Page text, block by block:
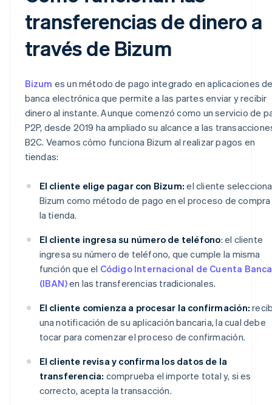
transferencias de dinero a
través de Bizum
Bizum es un método de pago integrado en aplicaciones
banca electrónica que permite a las partes enviar y recibir
dinero al instante. Aunque comenzó como un servicio de
P2P, desde 2019 ha ampliado su alcance a las
B2C. Veamos cómo funciona Bizum al realizar pagos en
tiendas:
El cliente elige pagar con Bizum: el cliente selecciona
Bizum como método de pago en el proceso de
la tienda.
El cliente ingresa su número de teléfono: el cliente
ingresa su número de teléfono, que cumple la misma
función que el Código Internacional de Cuenta
(IBAN)en las transferencias tradicionales.
El cliente comienza a procesar la confirmación:
una notificación de su aplicación bancaria, la cual debe
tocar para comenzar el proceso de confirmación.
El cliente revisa y confirma los datos de la
transferencia: comprueba el importe total y, si es
correcto, acepta la transacción.